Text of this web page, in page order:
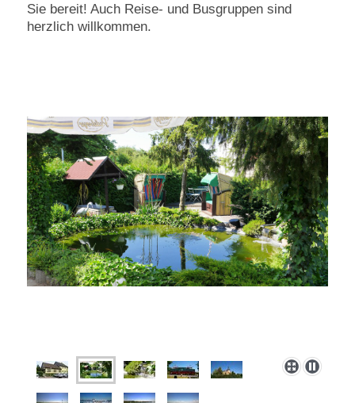
Sie bereit! Auch Reise- und Busgruppen sind
herzlich willkommen.